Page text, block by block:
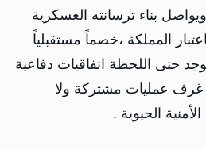
بناء ترسانته العسكرية
المملكة ،خصماً مستقبلياً
حتى اللحظة اتفاقيات دفاعية
غرف عمليات مشتركة ولا
الحيوية .